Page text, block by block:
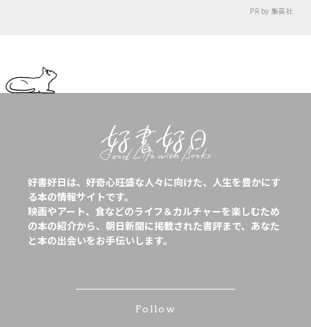
PR by 集英社
好書好日は、好奇心旺盛な人々に向けた、人生を豊かにす
る本の情報サイトです。
映画やアート、食などのライフ＆カルチャーを楽しむため
の本の紹介から、朝日新聞に掲載された書評まで、あなた
と本の出会いをお手伝いします。
Follow